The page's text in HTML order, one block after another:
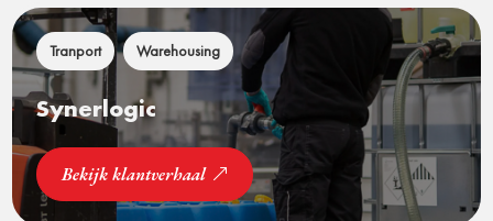
Tranport Warehousing
Synerlogic
Bekijk klantverhaal